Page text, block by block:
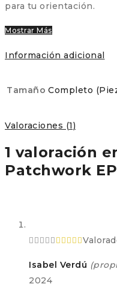
para tu orientación.
Mostrar Más
Información adicional
Tamaño Completo
Valoraciones (1)
1 valoración
Patchwork
Isabel Verdú
2024